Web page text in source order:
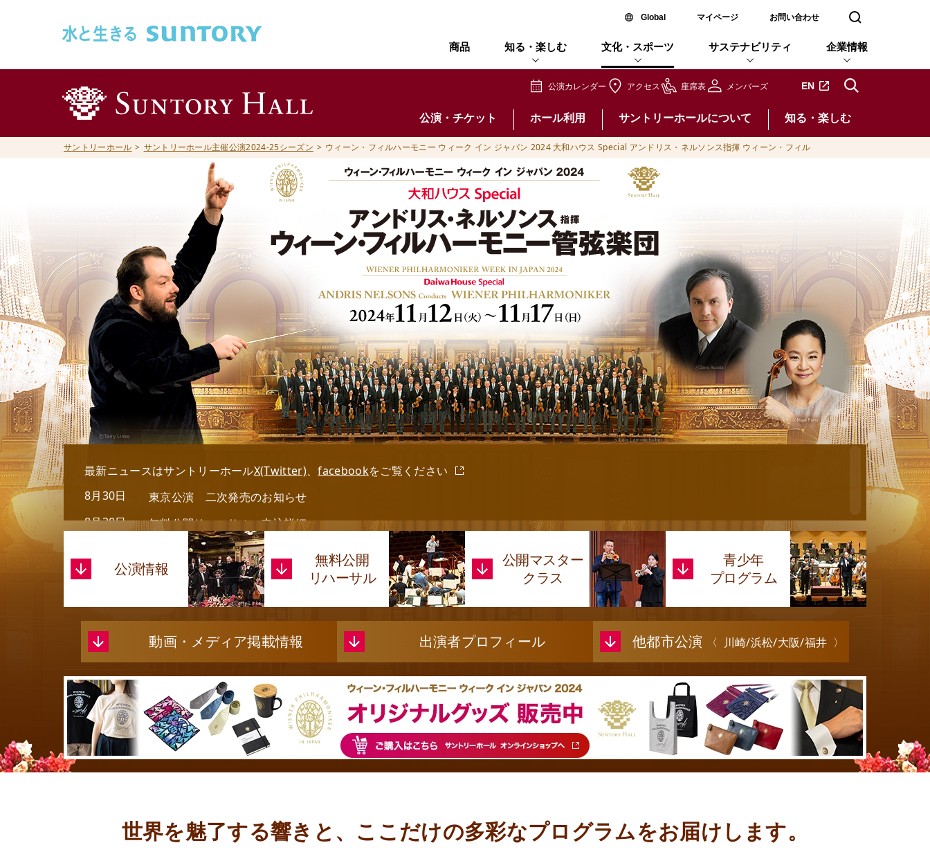
Global新しいウィンドウで開く
マイページ お問い合わせ 検索窓を開く
商品 知る・楽しむ 文化・スポーツ サステナビリティ 企業情報
公演カレンダー アクセス 座席表 メンバーズ EN新しいタブで開きます
公演・チケット ホール利用 サントリーホールについて 知る・楽しむ
サントリーホール サントリーホール主催公演2024-25シーズン ウィーン・フィルハーモニー ウィーク イン ジャパン 2024 大和ハウス Special アンドリス・ネルソンス指揮 ウィーン・フィル
最新ニュースはサントリーホールX(Twitter)、facebookをご覧ください
8月30日
東京公演 二次発売のお知らせ
8月30日
無料公開リハーサル 申込詳細
浜松公演詳細を掲載しました。
4月19日
「ウィーン・フィルハーモニー ウィーク イン ジャパン 2024」特集ページ公開。
今後、公演開催に向けて情報を追加していきます。
公演情報
無料公開
リハーサル
公開マスター
クラス
青少年
プログラム
動画・メディア掲載情報 出演者プロフィール 他都市公演 〈 川崎/浜松/大阪/福井 〉
世界を魅了する響きと、 ここだけの多彩なプログラムをお届けします。